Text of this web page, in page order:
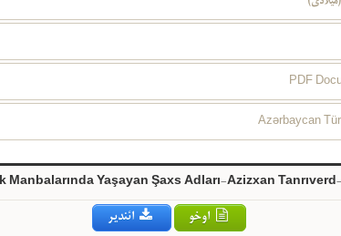
PDF
Azərbaycan
Manbalarında Yaşayan Şaxs Adları-Azizxan
اوخو ائندیر